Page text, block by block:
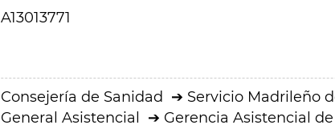
A13013771
Consejería de Sanidad Servicio Madrileño
General Asistencial
Gerencia Asistencial